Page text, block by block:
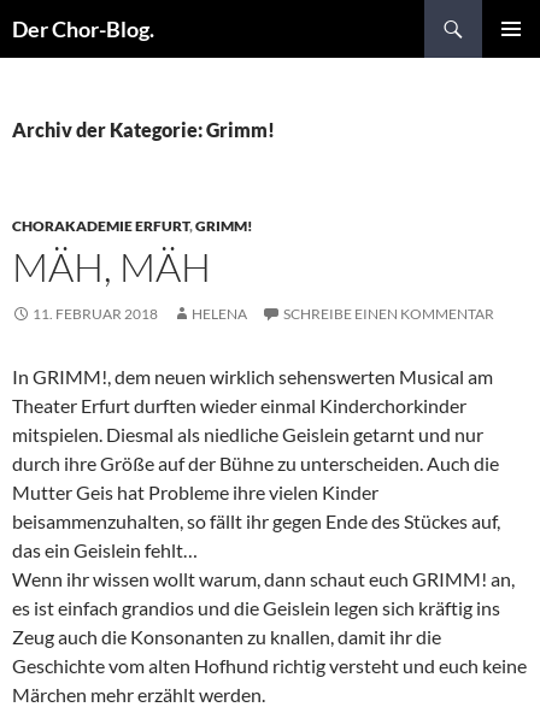
Der Chor-Blog.
Archiv der Kategorie: Grimm!
CHORAKADEMIE ERFURT,GRIMM!
MÄH, MÄH
11. FEBRUAR 2018 HELENA SCHREIBE EINEN KOMMENTAR
In GRIMM!, dem neuen wirklich sehenswerten Musical am
Theater Erfurt durften wieder einmal Kinderchorkinder
mitspielen. Diesmal als niedliche Geislein getarnt und nur
durch ihre Größe auf der Bühne zu unterscheiden. Auch die
Mutter Geis hat Probleme ihre vielen Kinder
beisammenzuhalten, so fällt ihr gegen Ende des Stückes auf,
das ein Geislein fehlt…
Wenn ihr wissen wollt warum, dann schaut euch GRIMM! an,
es ist einfach grandios und die Geislein legen sich kräftig ins
Zeug auch die Konsonanten zu knallen, damit ihr die
Geschichte vom alten Hofhund richtig versteht und euch keine
Märchen mehr erzählt werden.